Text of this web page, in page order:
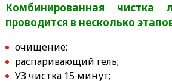
Комбинированная
проводится в несколько
очищение;
распаривающий гель;
УЗ чистка 15 минут;